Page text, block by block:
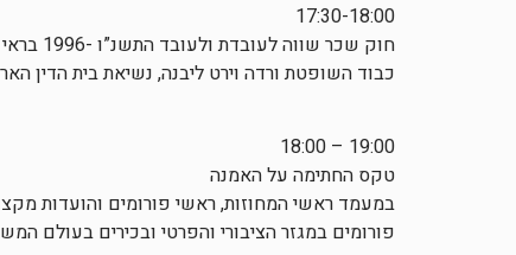
17:30-18:00
חוק שכר שווה לעובדת ולעובד התשנ”ו -1996 בראי פסיקת בתי הדין לעבודה
כבוד השופטת ורדה וירט ליבנה, נשיאת בית הדין
19:00 – 18:00
טקס החתימה על האמנה
במעמד ראשי המחוזות, ראשי פורומים והועדות
פורומים במגזר הציבורי והפרטי ובכירים בעולם